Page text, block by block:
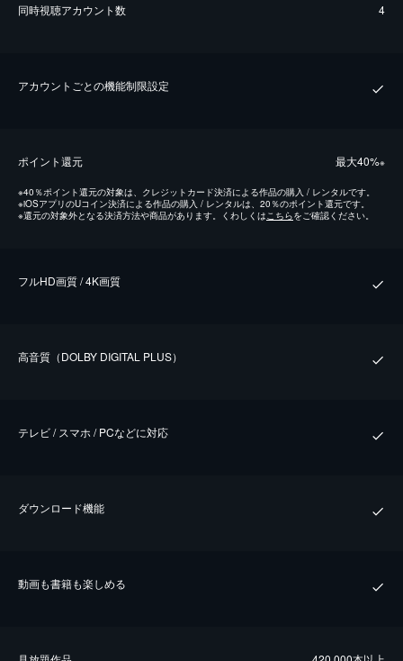
同時視聴アカウント数 4
アカウントごとの機能制限設定
ポイント還元 最⼤40%※
※40％ポイント還元の対象は、クレジットカード決済による作品の購入 / レンタルです。
※iOSアプリのUコイン決済による作品の購入 / レンタルは、20％のポイント還元です。
※還元の対象外となる決済方法や商品があります。くわしくは こちらをご確認ください。
フルHD画質 / 4K画質
⾼⾳質（DOLBY DIGITAL PLUS）
テレビ / スマホ / PCなどに対応
ダウンロード機能
動画も書籍も楽しめる